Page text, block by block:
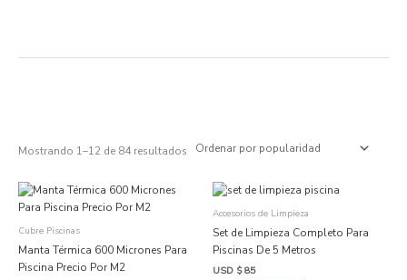
Mostrando 1–12 de 84 resultados
por
Cubre Piscinas
Manta Térmica 600 Micrones Para
Piscina Precio Por M2
Este
producto
tiene
variantes.
Las
Accesorios de Limpieza
Set de Limpieza Completo Para
Piscinas De 5 Metros
USD $85